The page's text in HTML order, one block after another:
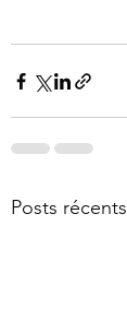
Posts récents